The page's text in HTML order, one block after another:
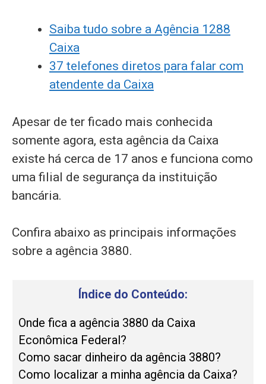
Saiba tudo sobre a Agência 1288
Caixa
37 telefones diretos para falar com
atendente da Caixa
Apesar de ter ficado mais conhecida
somente agora, esta agência da Caixa
existe há cerca de 17 anos e funciona como
uma filial de segurança da instituição
bancária.
Confira abaixo as principais informações
sobre a agência 3880.
Índice do Conteúdo:
Onde fica a agência 3880 da Caixa
Econômica Federal?
Como sacar dinheiro da agência 3880?
Como localizar a minha agência da Caixa?